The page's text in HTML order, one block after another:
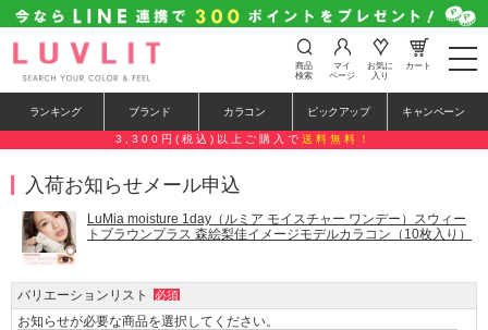
t
o
e
n
g
a
o
商品
検索
マイ
ページ
お気に
入り
カート
ランキング ブランド カラコン ピックアップ キャンペーン
3,300円(税込)以上ご購入で 送料無料！
入荷お知らせメール申込
LuMia moisture 1day（ルミア モイスチャー ワンデー）スウィー
トブラウンプラス 森絵梨佳イメージモデルカラコン（10枚入り）
バリエーションリスト 必須
お知らせが必要な商品を選択してください。